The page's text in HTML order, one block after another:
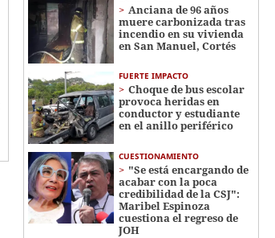
Anciana de 96 años
muere carbonizada tras
incendio en su vivienda
en San Manuel, Cortés
FUERTE IMPACTO
Choque de bus escolar
provoca heridas en
conductor y estudiante
en el anillo periférico
CUESTIONAMIENTO
"Se está encargando de
acabar con la poca
credibilidad de la CSJ":
Maribel Espinoza
cuestiona el regreso de
JOH